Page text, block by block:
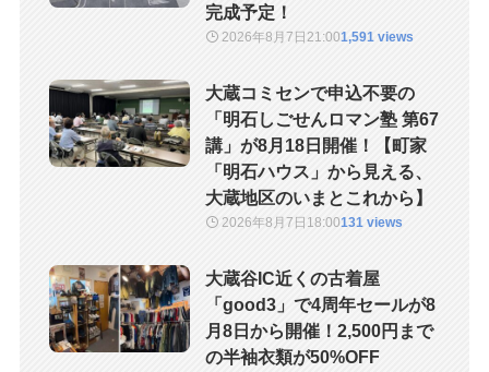
完成予定！
2026年8月7日21:001,591 views
大蔵コミセンで申込不要の
「明石しごせんロマン塾 第67
講」が8月18日開催！【町家
「明石ハウス」から見える、
大蔵地区のいまとこれから】
2026年8月7日 18:00131 views
大蔵谷IC近くの古着屋
「good3」で4周年セールが8
月8日から開催！2,500円まで
の半袖衣類が50%OFF